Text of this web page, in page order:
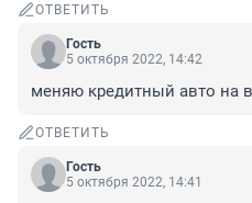
ОТВЕТИТЬ
Гость
5 октября 2022, 14:42
меняю кредитный авто на
ОТВЕТИТЬ
Гость
5 октября 2022, 14:41